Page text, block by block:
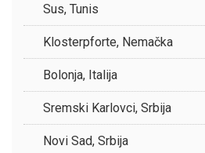
Sus, Tunis
Klosterpforte, Nemačka
Bolonja, Italija
Sremski Karlovci, Srbija
Novi Sad, Srbija